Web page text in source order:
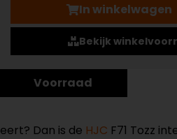
In winkelwagen
Bekijk
Voorraad
Dan is de HJC F71 Tozz